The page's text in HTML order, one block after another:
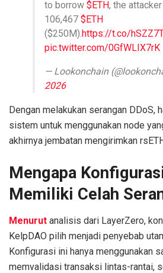
to borrow $ETH, the
106,467 $ETH
($250M).https://t.co/
pic.twitter.com/0GfWLIX7rK
— Lookonchain
2026
Dengan melakukan serangan DDoS,
sistem untuk menggunakan node
akhirnya jembatan mengirimkan
Mengapa
Memiliki Celah
Menurut analisis dari LayerZero,
KelpDAO pilih menjadi penyebab
Konfigurasi ini hanya menggunakan
memvalidasi transaksi lintas-rantai,